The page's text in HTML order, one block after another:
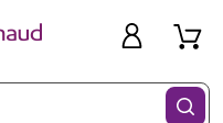
Filtres